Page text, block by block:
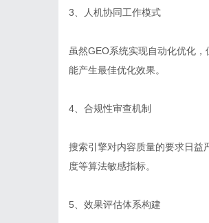
3、人机协同工作模式
虽然GEO系统实现自动化优化
能产生最佳优化效果。
4、合规性审查机制
搜索引擎对内容质量的要求日益
度等算法敏感指标。
5、效果评估体系构建